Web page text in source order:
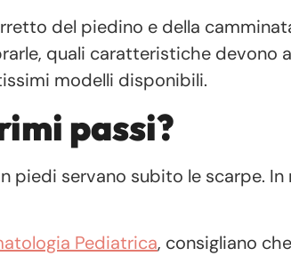
del piedino e della
quali caratteristiche devono
modelli disponibili.
passi?
piedi servano subito le scarpe. In
Pediatrica, consigliano